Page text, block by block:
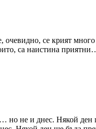
очевидно, се крият
са наистина
но не и днес. Някой